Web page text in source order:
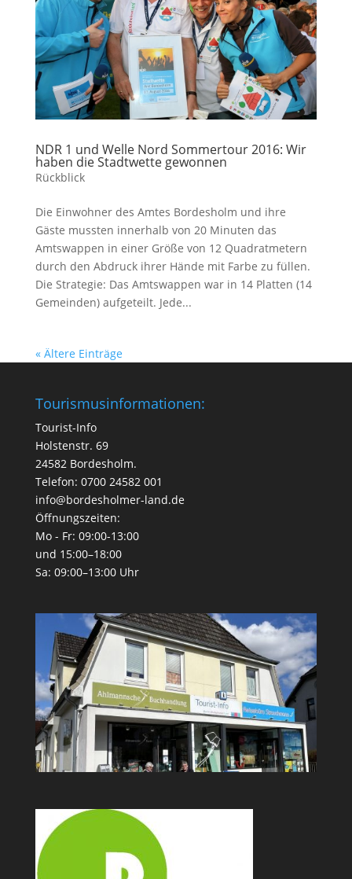
NDR 1 und Welle Nord Sommertour 2016: Wir
haben die Stadtwette gewonnen
Rückblick
Die Einwohner des Amtes Bordesholm und ihre
Gäste mussten innerhalb von 20 Minuten das
Amtswappen in einer Größe von 12 Quadratmetern
durch den Abdruck ihrer Hände mit Farbe zu füllen.
Die Strategie: Das Amtswappen war in 14 Platten (14
Gemeinden) aufgeteilt. Jede...
« Ältere Einträge
Tourismusinformationen:
Tourist-Info
Holstenstr. 69
24582 Bordesholm.
Telefon: 0700 24582 001
info@bordesholmer-land.de
Öffnungszeiten:
Mo - Fr: 09:00-13:00
und 15:00–18:00
Sa: 09:00–13:00 Uhr